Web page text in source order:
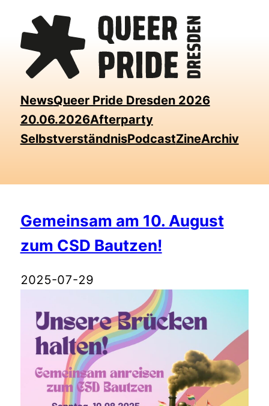
content
NewsQueer Pride Dresden 2026
20.06.2026Afterparty
SelbstverständnisPodcastZineArchiv
Gemeinsam am 10. August
zum CSD Bautzen!
2025-07-29